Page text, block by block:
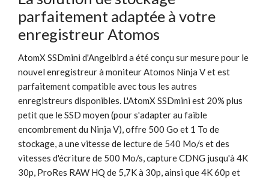
parfaitement adaptée à votre
enregistreur Atomos
AtomX SSDmini d'Angelbird a été conçu sur mesure pour le
nouvel enregistreur à moniteur Atomos Ninja V et est
parfaitement compatible avec tous les autres
enregistreurs disponibles. L'AtomX SSDmini est 20% plus
petit que le SSD moyen (pour s'adapter au faible
encombrement du Ninja V), offre 500 Go et 1 To de
stockage, a une vitesse de lecture de 540 Mo/s et des
vitesses d'écriture de 500 Mo/s, capture CDNG jusqu'à 4K
30p, ProRes RAW HQ de 5,7K à 30p, ainsi que 4K 60p et